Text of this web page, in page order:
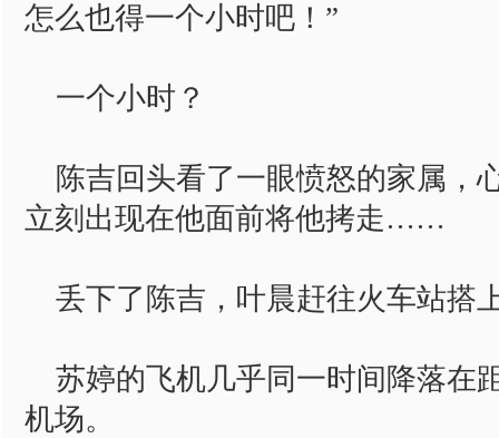
怎么也得一个小时吧！”
一个小时？
陈吉回头看了一眼愤怒的家属，
立刻出现在他面前将他拷走……
丢下了陈吉，叶晨赶往火车站搭
苏婷的飞机几乎同一时间降落在
机场。